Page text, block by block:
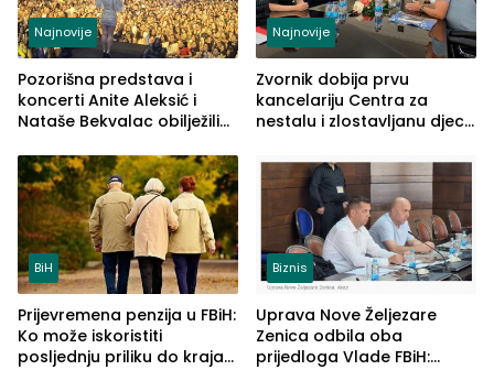
Najnovije
Pozorišna predstava i
koncerti Anite Aleksić i
Nataše Bekvalac obilježili
ljeta (FOTO)
Najnovije
Zvornik dobija prvu
kancelariju Centra za
nestalu i zlostavljanu djecu
BiH
Prijevremena penzija u FBiH:
Ko može iskoristiti
posljednju priliku do kraja
Biznis
Uprava Nove Željezare
Zenica odbila oba
prijedloga Vlade FBiH: